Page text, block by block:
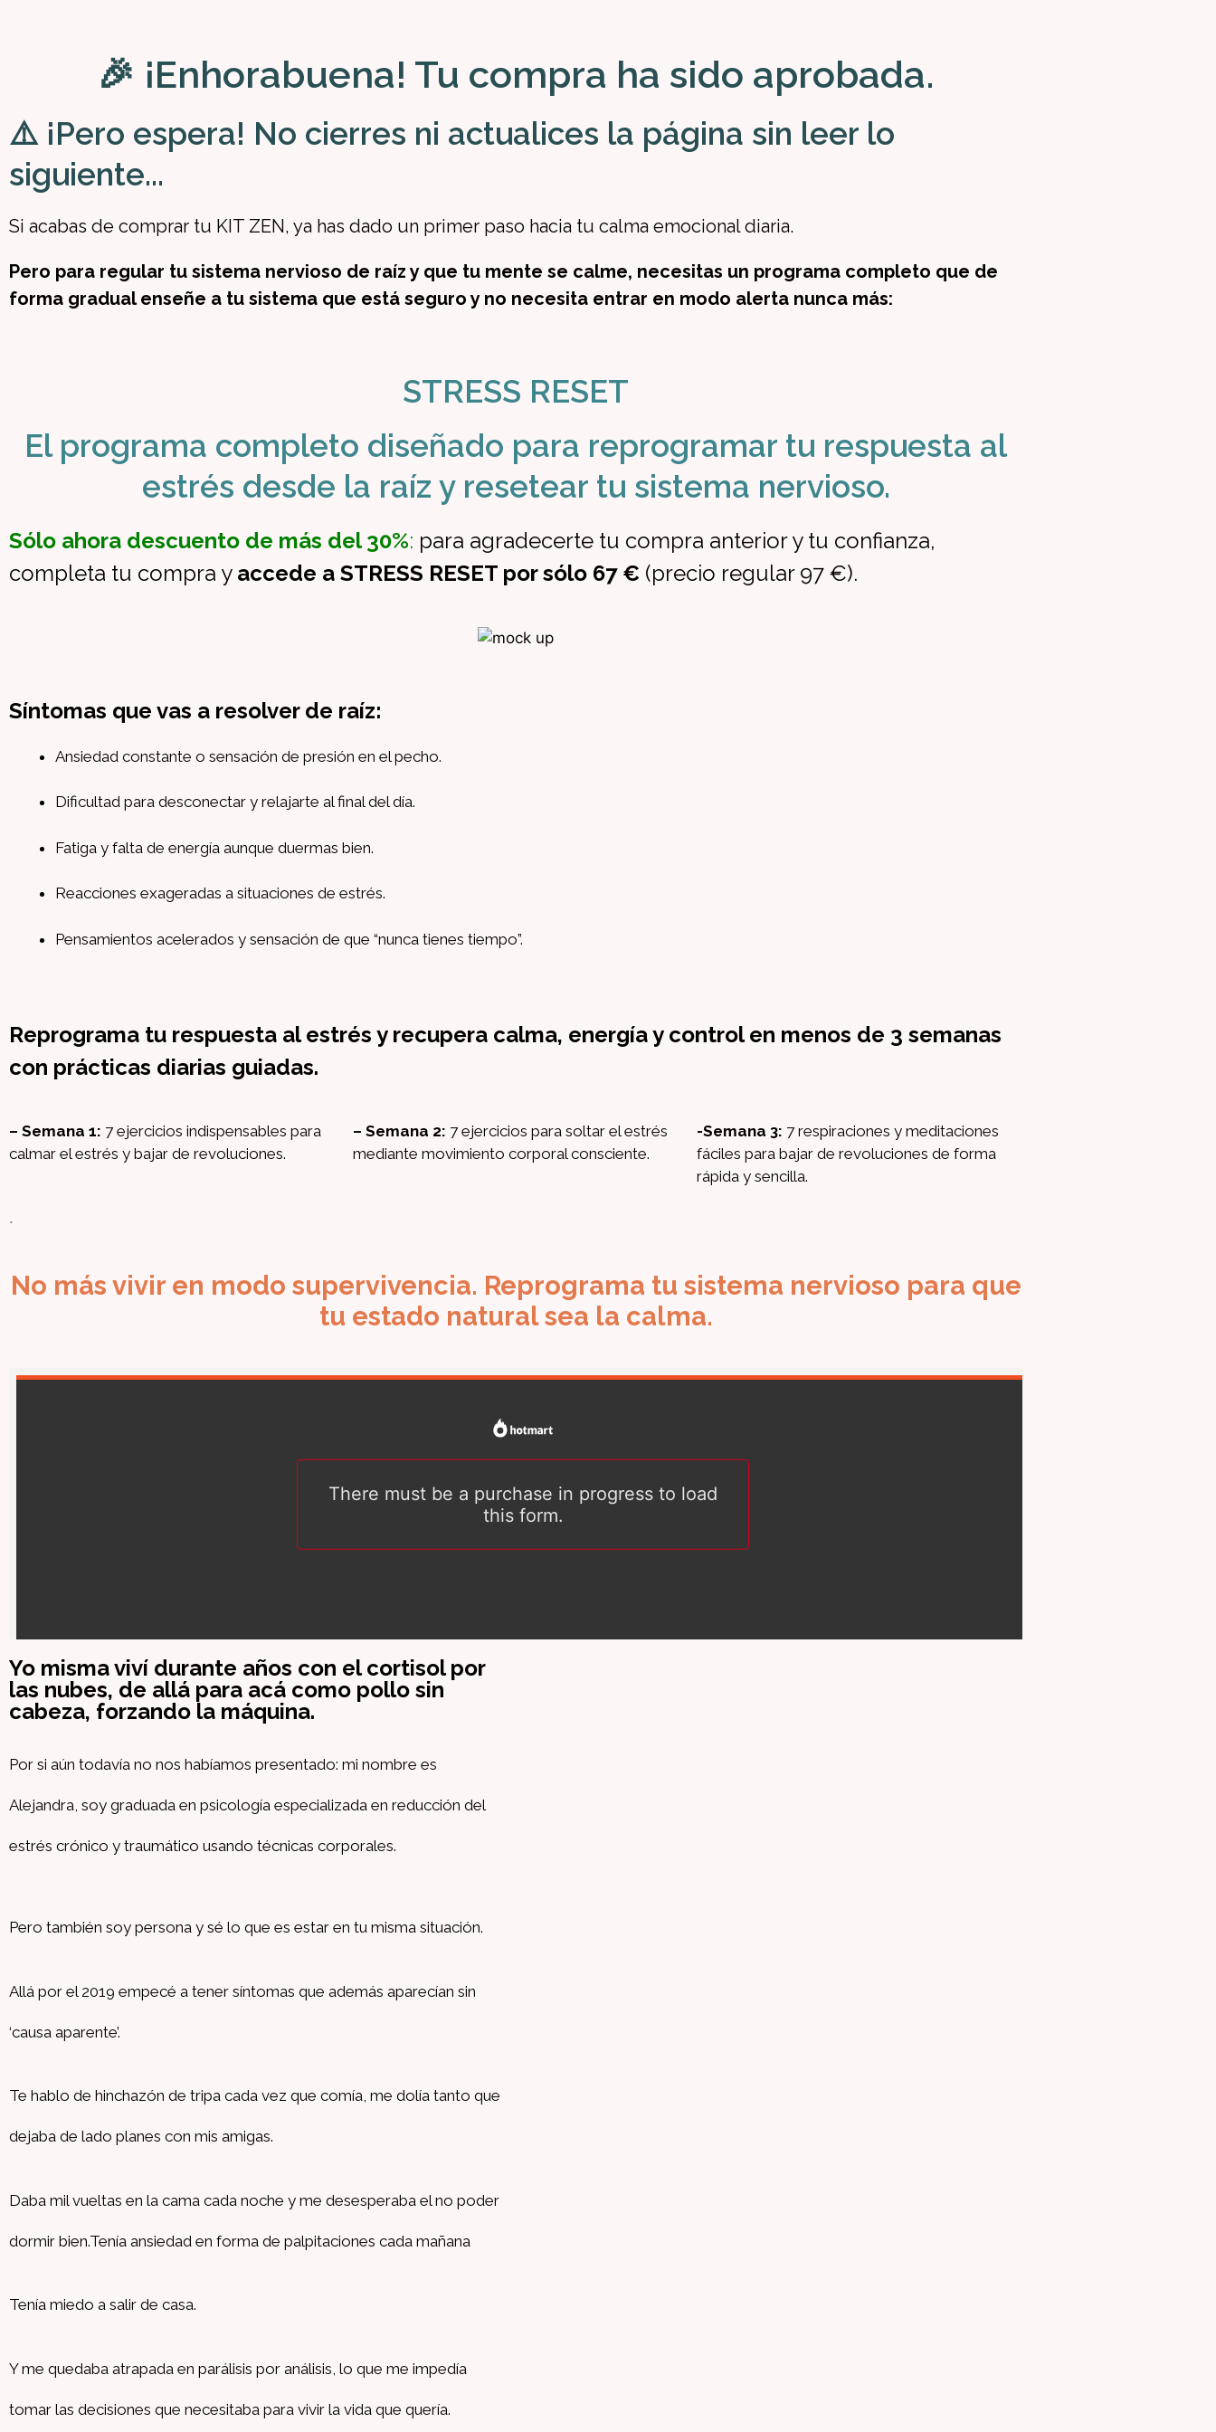
🎉 ¡Enhorabuena! Tu compra ha sido aprobada.
⚠️ ¡Pero espera! No cierres ni actualices la página sin leer lo
siguiente...
Si acabas de comprar tu KIT ZEN, ya has dado un primer paso hacia tu calma emocional diaria.
Pero para regular tu sistema nervioso de raíz y que tu mente se calme, necesitas un programa completo que de
forma gradual enseñe a tu sistema que está seguro y no necesita entrar en modo alerta nunca más:
STRESS RESET
El programa completo diseñado para reprogramar tu respuesta al
estrés desde la raíz y resetear tu sistema nervioso.
Sólo ahora descuento de más del 30%: para agradecerte tu compra anterior y tu confianza,
completa tu compra y accede a STRESS RESET por sólo 67 € (precio regular 97 €).
Síntomas que vas a resolver de raíz:
Ansiedad constante o sensación de presión en el pecho.
Dificultad para desconectar y relajarte al final del día.
Fatiga y falta de energía aunque duermas bien.
Reacciones exageradas a situaciones de estrés.
Pensamientos acelerados y sensación de que “nunca tienes tiempo”.
Reprograma tu respuesta al estrés y recupera calma, energía y control en menos de 3 semanas
con prácticas diarias guiadas.
– Semana 1: 7 ejercicios indispensables para
calmar el estrés y bajar de revoluciones.
.
– Semana 2: 7 ejercicios para soltar el estrés
mediante movimiento corporal consciente.
-Semana 3: 7 respiraciones y meditaciones
fáciles para bajar de revoluciones de forma
rápida y sencilla.
No más vivir en modo supervivencia. Reprograma tu sistema nervioso para que
tu estado natural sea la calma.
Yo misma viví durante años con el cortisol por
las nubes, de allá para acá como pollo sin
cabeza, forzando la máquina.
Por si aún todavía no nos habíamos presentado: mi nombre es
Alejandra, soy graduada en psicología especializada en reducción del
estrés crónico y traumático usando técnicas corporales.
Pero también soy persona y sé lo que es estar en tu misma situación.
Allá por el 2019 empecé a tener síntomas que además aparecían sin
‘causa aparente’.
Te hablo de hinchazón de tripa cada vez que comía, me dolía tanto que
dejaba de lado planes con mis amigas.
Daba mil vueltas en la cama cada noche y me desesperaba el no poder
dormir bien.Tenía ansiedad en forma de palpitaciones cada mañana
Tenía miedo a salir de casa.
Y me quedaba atrapada en parálisis por análisis, lo que me impedía
tomar las decisiones que necesitaba para vivir la vida que quería.